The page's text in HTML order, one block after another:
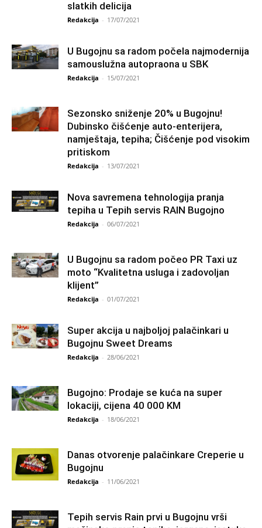
slatkih delicija
Redakcija - 17/07/2021
U Bugojnu sa radom počela najmodernija
samouslužna autopraona u SBK
Redakcija - 15/07/2021
Sezonsko sniženje 20% u Bugojnu!
Dubinsko čišćenje auto-enterijera,
namještaja, tepiha; Čišćenje pod visokim
pritiskom
Redakcija - 13/07/2021
Nova savremena tehnologija pranja
tepiha u Tepih servis RAIN Bugojno
Redakcija - 06/07/2021
U Bugojnu sa radom počeo PR Taxi uz
moto “Kvalitetna usluga i zadovoljan
klijent”
Redakcija - 01/07/2021
Super akcija u najboljoj palačinkari u
Bugojnu Sweet Dreams
Redakcija - 28/06/2021
Bugojno: Prodaje se kuća na super
lokaciji, cijena 40 000 KM
Redakcija - 18/06/2021
Danas otvorenje palačinkare Creperie u
Bugojnu
Redakcija - 11/06/2021
Tepih servis Rain prvi u Bugojnu vrši